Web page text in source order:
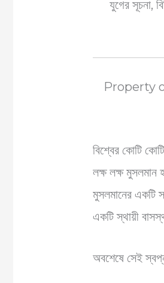
যুগের
Property
বিশ্বের কোটি
লক্ষ লক্ষ
মুসলমানের একটি
একটি স্থায়ী
অবশেষে সেই